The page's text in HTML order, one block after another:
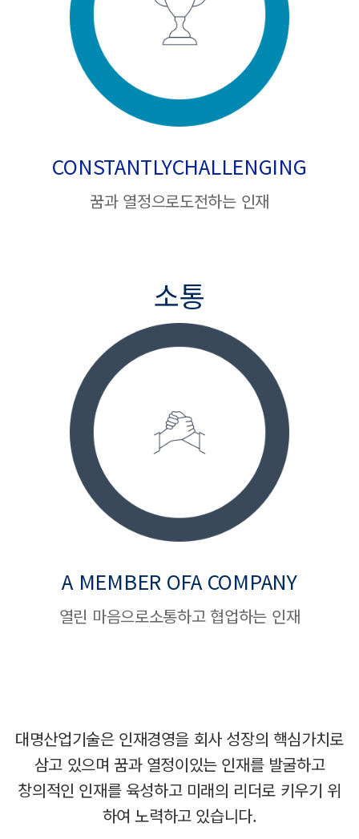
CONSTANTLYCHALLENGING
꿈과 열정으로도전하는 인재
소통
A MEMBER OFA COMPANY
열린 마음으로소통하고 협업하는 인재
대명산업기술은 인재경영을 회사 성장의 핵심가치로
삼고 있으며 꿈과 열정이있는 인재를 발굴하고
창의적인 인재를 육성하고 미래의 리더로 키우기 위
하여 노력하고 있습니다.